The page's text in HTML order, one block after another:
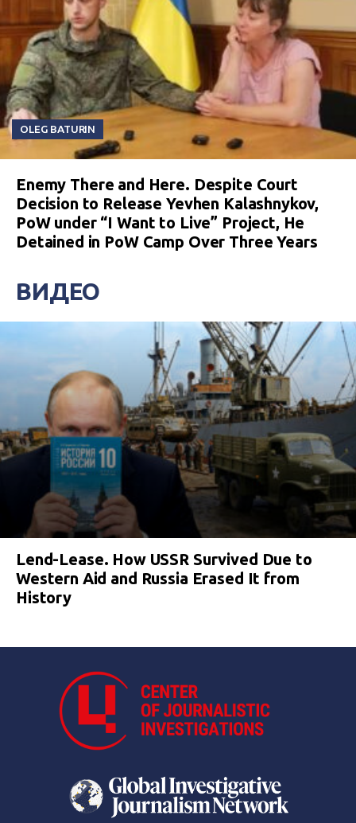
OLEG BATURIN
Enemy There and Here. Despite Court
Decision to Release Yevhen Kalashnykov,
PoW under “I Want to Live” Project, He
Detained in PoW Camp Over Three Years
ВИДЕО
Lend-Lease. How USSR Survived Due to
Western Aid and Russia Erased It from
History